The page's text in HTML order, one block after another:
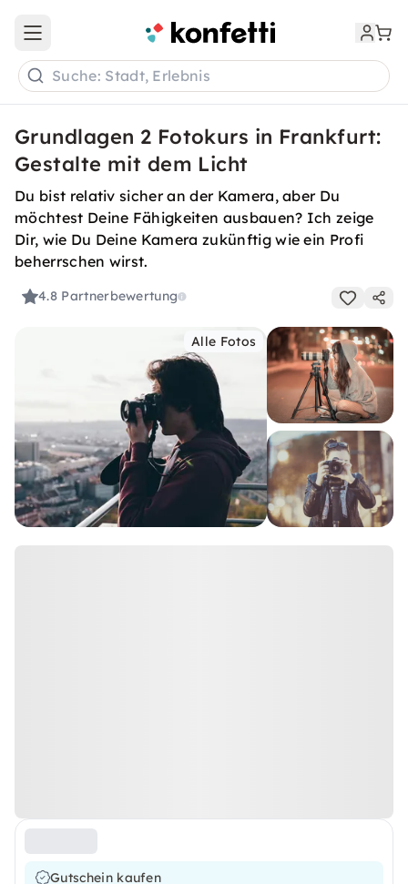
Open main menu
Suche: Stadt, Erlebnis
Grundlagen 2 Fotokurs in Frankfurt:
Gestalte mit dem Licht
Du bist relativ sicher an der Kamera, aber Du
möchtest Deine Fähigkeiten ausbauen? Ich zeige
Dir, wie Du Deine Kamera zukünftig wie ein Profi
beherrschen wirst.
4.8 Partnerbewertung
Alle Fotos
Gutschein kaufen